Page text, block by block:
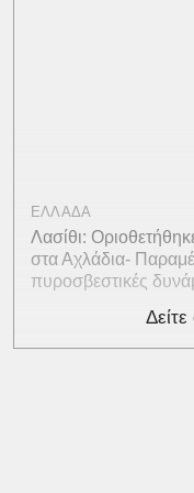
ΕΛΛΑΔΑ
Λασίθι:
στα Αχλάδια-
πυροσβεστικές
Δείτε